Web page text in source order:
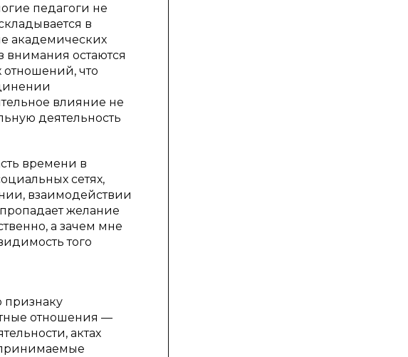
педагоги не
в
академических
внимания остаются
что
влияние не
деятельность
времени в
сетях,
взаимодействии
желание
а зачем мне
того
отношения —
актах